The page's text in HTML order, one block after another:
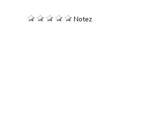
Notez